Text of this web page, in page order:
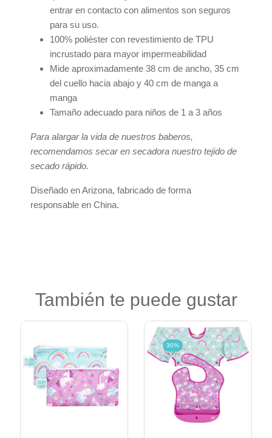
entrar en contacto con alimentos son seguros
para su uso.
100% poliéster con revestimiento de TPU
incrustado para mayor impermeabilidad
Mide aproximadamente 38 cm de ancho, 35 cm
del cuello hacia abajo y 40 cm de manga a
manga
Tamaño adecuado para niños de 1 a 3 años
Para alargar la vida de nuestros baberos,
recomendamos secar en secadora nuestro tejido de
secado rápido.
Diseñado en Arizona, fabricado de forma
responsable en China.
También te puede gustar
30%